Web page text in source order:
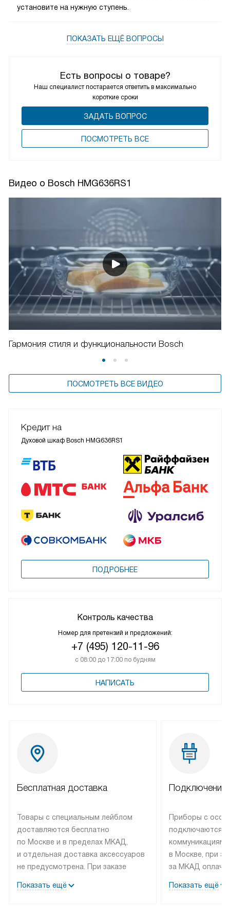
Есть вопросы о товаре?
Наш специалист постарается ответить в максимально
короткие сроки
ЗАДАТЬ ВОПРОС
ПОCМОТРЕТЬ ВСЕ
установите на нужную ступень.
ПОКАЗАТЬ ЕЩЁ ВОПРОСЫ
Видео о Bosch HMG636RS1
Гармония стиля и функциональности Bosch
ПОСМОТРЕТЬ ВСЕ ВИДЕО
Кредит на
Духовой шкаф Bosch HMG636RS1
ПОДРОБНЕЕ
Контроль качества
Номер для претензий и предложений:
+7 (495) 120-11-96
с 08:00 до 17:00 по будням
НАПИСАТЬ
Бесплатная доставка
Товары с специальным лейблом
доставляются бесплатно
по Москве и в пределах МКАД,
и отдельная доставка аксессуаров
не предусмотрена. При заказе
рекомендуем обсудить
Показать ещё
Подключение
Приборы с
подключаются к
коммуникациям
в Москве, при
за МКАД
партнера
Показать ещё